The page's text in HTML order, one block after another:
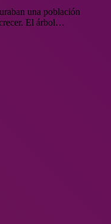
una población
El árbol…